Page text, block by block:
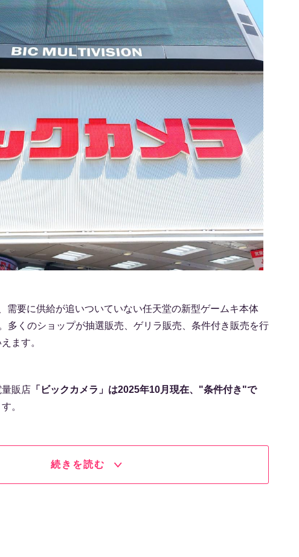
需要に供給が追いついていない任天堂の新型ゲームキ本体
。多くのショップが抽選販売、ゲリラ販売、条件付き販売を行
ます。
販店 「ビックカメラ」は2025年10月現在、"条件付き"で
。
続きを読む